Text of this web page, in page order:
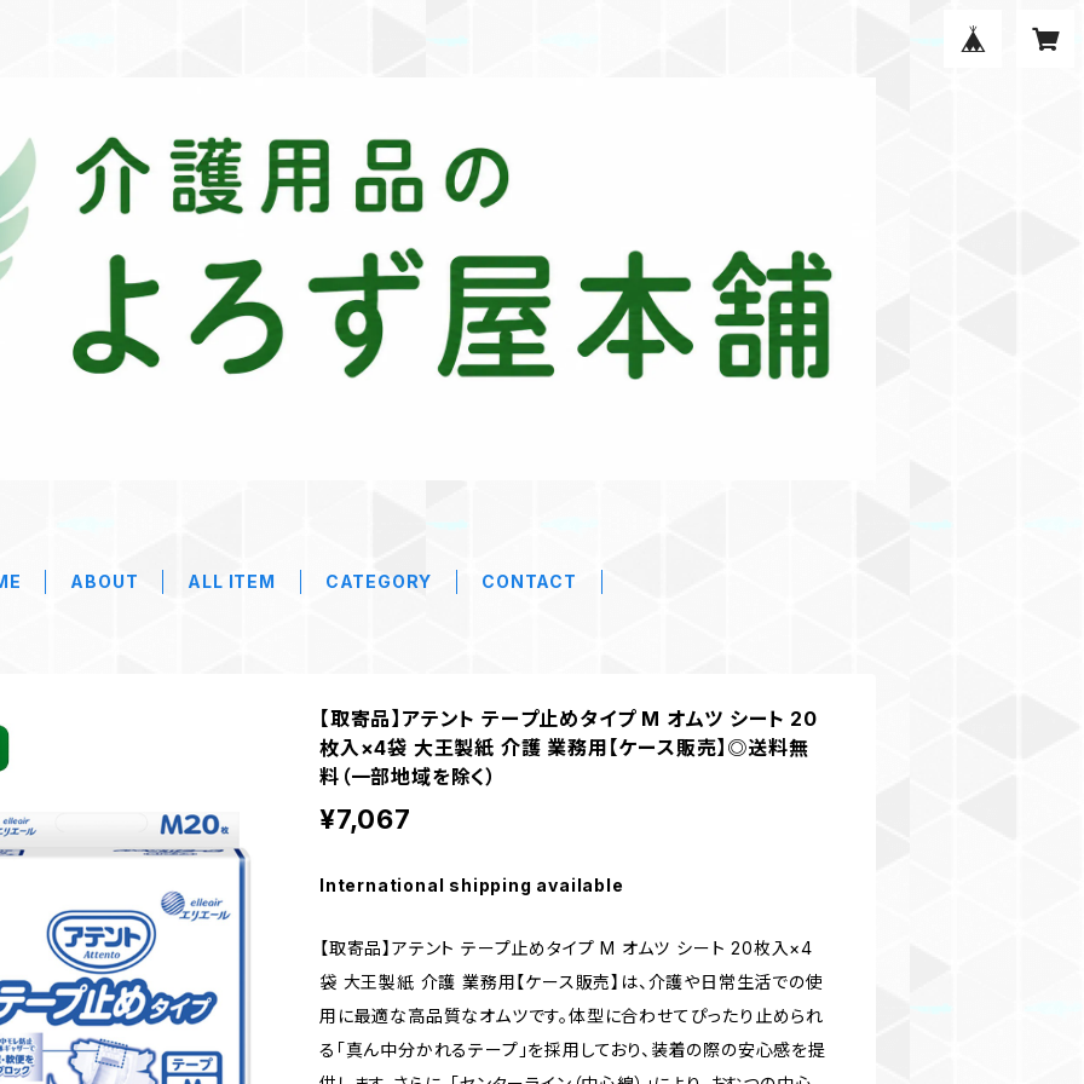
ABOUT ALL ITEM CATEGORY CONTACT
【取寄品】アテント テープ止めタイプ M オムツ シート 20
枚入×4袋 大王製紙 介護 業務用【ケース販売】◎送料無
料（一部地域を除く）
¥7,067
International shipping available
【取寄品】アテント テープ止めタイプ M オムツ シート 20枚入×4
袋 大王製紙 介護 業務用【ケース販売】は、介護や日常生活での使
用に最適な高品質なオムツです。体型に合わせてぴったり止められ
る「真ん中分かれるテープ」を採用しており、装着の際の安心感を提